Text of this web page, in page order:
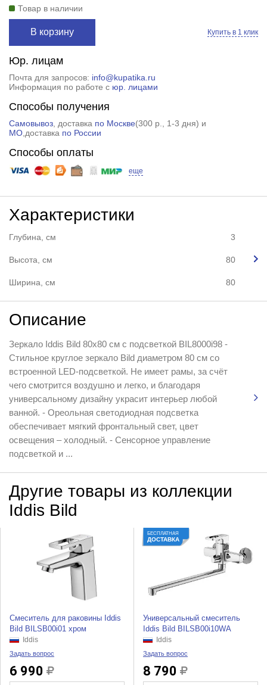
Товар в наличии
В корзину Купить в 1 клик
Юр. лицам
Почта для запросов: info@kupatika.ru
Информация по работе с юр. лицами
Способы получения
Самовывоз, доставка по Москве(300 р.
, 1-3 дня) и
МО,доставка по России
Способы оплаты
еще
Характеристики
Глубина, см 3
Высота, см 80
Ширина, см 80
Описание
Зеркало Iddis Bild 80x80 см с подсветкой BIL8000i98 -
Стильное круглое зеркало Bild диаметром 80 см со
встроенной LED-подсветкой. Не имеет рамы, за счёт
чего смотрится воздушно и легко, и благодаря
универсальному дизайну украсит интерьер любой
ванной. - Ореольная светодиодная подсветка
обеспечивает мягкий фронтальный свет, цвет
освещения – холодный. - Сенсорное управление
подсветкой и ...
Другие товары из коллекции
Iddis Bild
Смеситель для раковины Iddis
Bild BILSB00i01 хром
Iddis
Задать вопрос
6 990
БЕСПЛАТНАЯ
ДОСТАВКА
Универсальный смеситель
Iddis Bild BILSB00i10WA
Iddis
Задать вопрос
8 790